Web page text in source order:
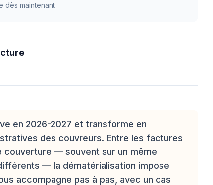
dès maintenant
en 2026-2027 et transforme en
des couvreurs. Entre les factures
couverture — souvent sur un même
— la dématérialisation impose
accompagne pas à pas, avec un cas